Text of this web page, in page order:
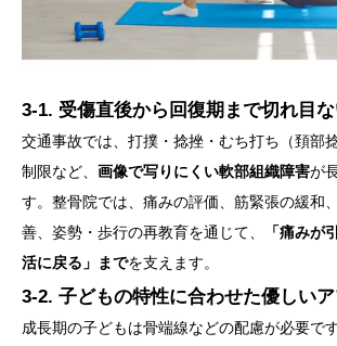
3-1. 受傷直後から回復期まで切れ目
交通事故では、打撲・捻挫・むち打ち（頚部
制限など、 画像で写りにくい軟部組織障害が
す。整骨院では、痛みの評価、筋緊張の緩和
善、姿勢・歩行の再教育を通じて、
「痛みが
活に戻る」までを支えます。
3-2. 子どもの特性に合わせた優しい
成長期の子どもは骨端線などの配慮が必要で